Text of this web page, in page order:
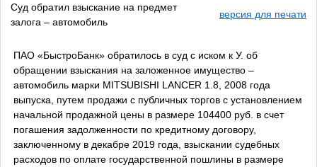
Суд обратил взыскание на предмет
залога – автомобиль
версия для печати
ПАО «БыстроБанк» обратилось в суд с иском к У. об
обращении взыскания на заложенное имущество –
автомобиль марки MITSUBISHI LANCER 1.8, 2008 года
выпуска, путем продажи с публичных торгов с установлением
начальной продажной цены в размере 104400 руб. в счет
погашения задолженности по кредитному договору,
заключенному в декабре 2019 года, взыскании судебных
расходов по оплате государственной пошлины в размере